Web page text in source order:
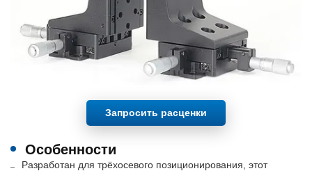
Запросить расценки
Особенности
Разработан для трёхосевого позиционирования, этот